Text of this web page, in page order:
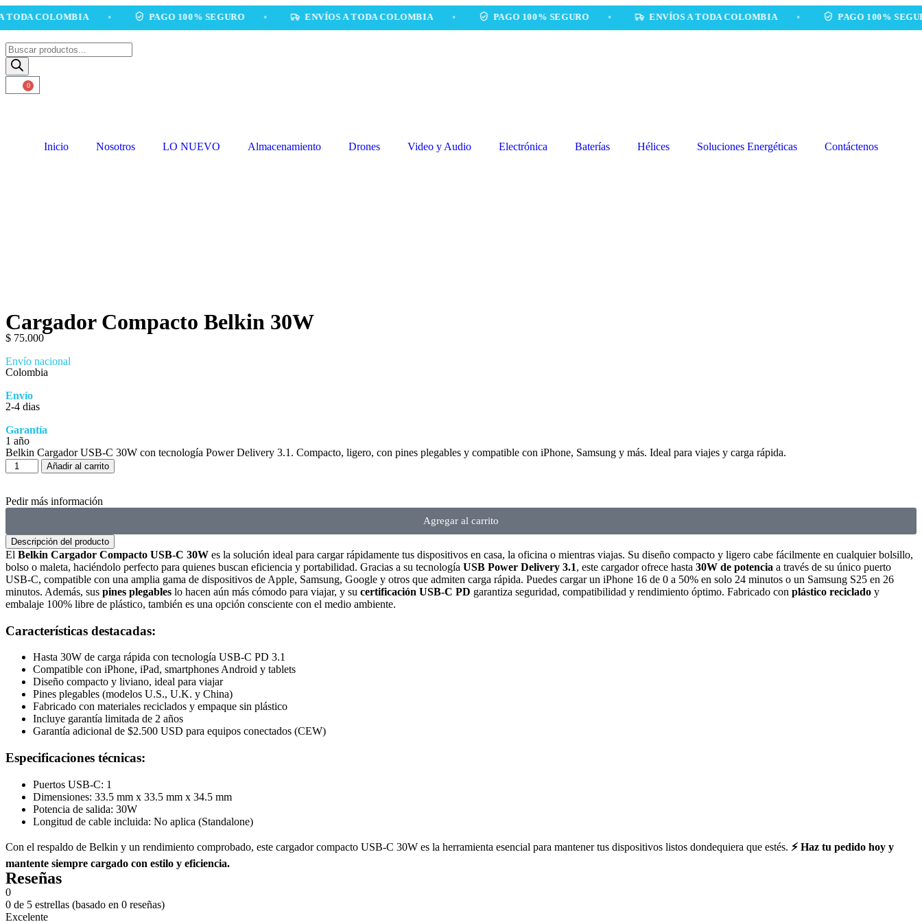
COLOMBIA • PAGO 100% SEGURO • ENVÍOS A TODA COLOMBIA • PAGO 100% SEGURO • ENVÍOS A TODA COLOMBIA • PAGO 100% SEGURO
0
Inicio Nosotros LO NUEVO Almacenamiento Drones Video y Audio Electrónica Baterías Hélices Soluciones Energéticas Contáctenos
Cargador Compacto Belkin 30W
$ 75.000
Envío nacional
Colombia
Envío
2-4 dias
Garantía
1 año
Belkin Cargador USB-C 30W con tecnología Power Delivery 3.1. Compacto, ligero, con pines plegables y compatible con iPhone, Samsung y más. Ideal para viajes y carga rápida.
Añadir al carrito
Pedir más información
Agregar al carrito
Descripción del producto
El Belkin Cargador Compacto USB-C 30W es la solución ideal para cargar rápidamente tus dispositivos en casa, la oficina o mientras viajas. Su diseño compacto y ligero cabe fácilmente en cualquier bolsillo,
bolso o maleta, haciéndolo perfecto para quienes buscan eficiencia y portabilidad. Gracias a su tecnología USB Power Delivery 3.1, este cargador ofrece hasta 30W de potencia a través de su único puerto
USB-C, compatible con una amplia gama de dispositivos de Apple, Samsung, Google y otros que admiten carga rápida. Puedes cargar un iPhone 16 de 0 a 50% en solo 24 minutos o un Samsung S25 en 26
minutos. Además, sus pines plegables lo hacen aún más cómodo para viajar, y su certificación USB-C PD garantiza seguridad, compatibilidad y rendimiento óptimo. Fabricado con plástico reciclado y
embalaje 100% libre de plástico, también es una opción consciente con el medio ambiente.
Características destacadas:
Hasta 30W de carga rápida con tecnología USB-C PD 3.1
Compatible con iPhone, iPad, smartphones Android y tablets
Diseño compacto y liviano, ideal para viajar
Pines plegables (modelos U.S., U.K. y China)
Fabricado con materiales reciclados y empaque sin plástico
Incluye garantía limitada de 2 años
Garantía adicional de $2.500 USD para equipos conectados (CEW)
Especificaciones técnicas:
Puertos USB-C: 1
Dimensiones: 33.5 mm x 33.5 mm x 34.5 mm
Potencia de salida: 30W
Longitud de cable incluida: No aplica (Standalone)
Con el respaldo de Belkin y un rendimiento comprobado, este cargador compacto USB-C 30W es la herramienta esencial para mantener tus dispositivos listos dondequiera que estés. ⚡ Haz tu pedido hoy y
mantente siempre cargado con estilo y eficiencia.
Reseñas
0
0 de 5 estrellas (basado en 0 reseñas)
Excelente